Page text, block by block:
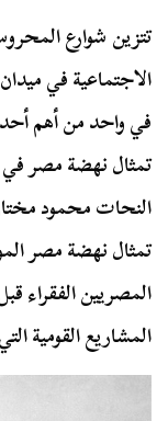
تتزين شوارع
الاجتماعية في
تمثال نهضة مصر
النحات محمود
تمثال نهضة مصر
المصريين الفقراء
المشاريع القومية